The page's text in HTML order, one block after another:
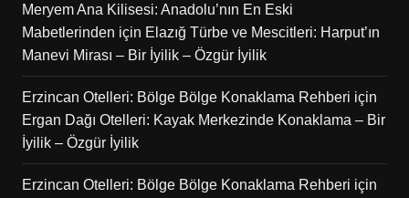
Meryem Ana Kilisesi: Anadolu’nın En Eski
Mabetlerinden için Elazığ Türbe ve Mescitleri: Harput’ın
Manevi Mirası – Bir İyilik – Özgür İyilik
Erzincan Otelleri: Bölge Bölge Konaklama Rehberi için
Ergan Dağı Otelleri: Kayak Merkezinde Konaklama – Bir
İyilik – Özgür İyilik
Erzincan Otelleri: Bölge Bölge Konaklama Rehberi için